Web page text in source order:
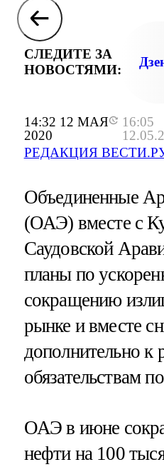
14:32 12 МАЯ
2020
16:05
РЕДАКЦИЯ
СЛЕДИТЕ ЗА
НОВОСТЯМИ:
Объединенные
(ОАЭ) вместе с
Саудовской
планы по
сокращению
рынке и вместе
дополнительно к
обязательствам
ОАЭ в июне
нефти на 100